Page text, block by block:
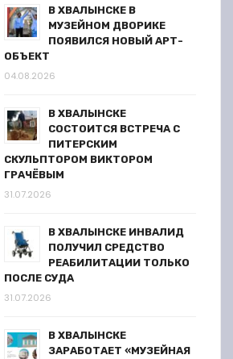
В ХВАЛЫНСКЕ В
МУЗЕЙНОМ ДВОРИКЕ
ПОЯВИЛСЯ НОВЫЙ АРТ-
ОБЪЕКТ
04.08.2026
В ХВАЛЫНСКЕ
СОСТОИТСЯ ВСТРЕЧА С
ПИТЕРСКИМ
СКУЛЬПТОРОМ ВИКТОРОМ
ГРАЧЁВЫМ
31.07.2026
В ХВАЛЫНСКЕ ИНВАЛИД
ПОЛУЧИЛ СРЕДСТВО
РЕАБИЛИТАЦИИ ТОЛЬКО
ПОСЛЕ СУДА
31.07.2026
В ХВАЛЫНСКЕ
ЗАРАБОТАЕТ «МУЗЕЙНАЯ